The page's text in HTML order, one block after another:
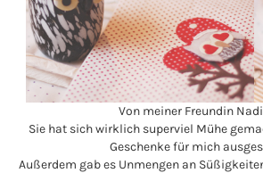
Von meiner Freundin
Sie hat sich wirklich superviel Mühe
Geschenke für mich
Außerdem gab es Unmengen an